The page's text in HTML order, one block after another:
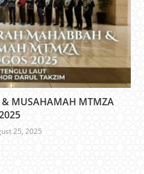
MUSAHAMAH MTMZA
25, 2025